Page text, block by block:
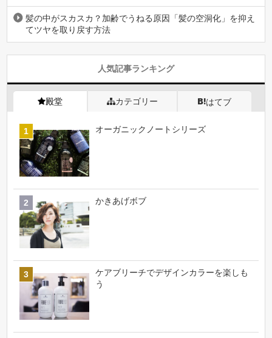
髪の中がスカスカ？加齢でうねる原因「髪の空洞化」を抑え
てツヤを取り戻す方法
人気記事ランキング
殿堂 カテゴリー はてブ
オーガニックノートシリーズ
かきあげボブ
ケアブリーチでデザインカラーを楽しも
う